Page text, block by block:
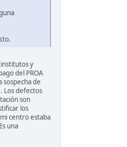
y
del PROA
sospecha de
Los defectos
son
los
centro estaba
una